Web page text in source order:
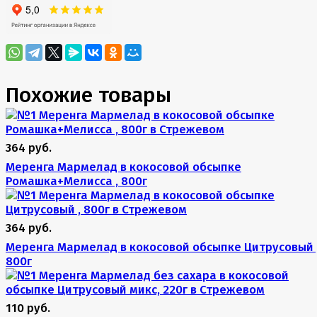
Похожие товары
364 руб.
Меренга Мармелад в кокосовой обсыпке
Ромашка+Мелисса , 800г
364 руб.
Меренга Мармелад в кокосовой обсыпке Цитрусовый
800г
110 руб.